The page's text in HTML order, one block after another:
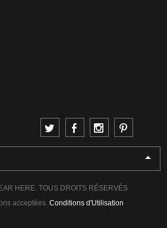
HERE. TOUS DROITS RÉSERVÉS
acceptées. Conditions d'Utilisation